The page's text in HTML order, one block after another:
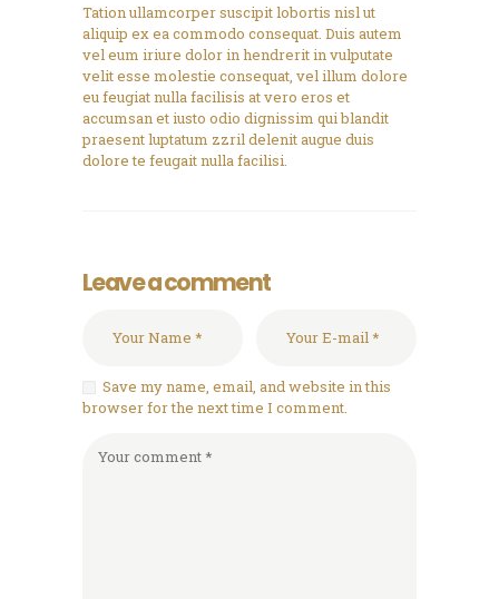
Tation ullamcorper suscipit lobortis nisl ut
aliquip ex ea commodo consequat. Duis autem
vel eum iriure dolor in hendrerit in vulputate
velit esse molestie consequat, vel illum dolore
eu feugiat nulla facilisis at vero eros et
accumsan et iusto odio dignissim qui blandit
praesent luptatum zzril delenit augue duis
dolore te feugait nulla facilisi.
Leave a comment
Save my name, email, and website in this
browser for the next time I comment.